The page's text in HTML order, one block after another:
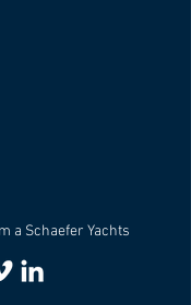
a Schaefer Yachts